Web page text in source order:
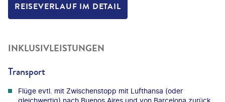
REISEVERLAUF IM DETAIL
INKLUSIVLEISTUNGEN
Transport
Flüge evtl. mit Zwischenstopp mit Lufthansa (oder
gleichwertig) nach Buenos Aires und von Barcelona zurück